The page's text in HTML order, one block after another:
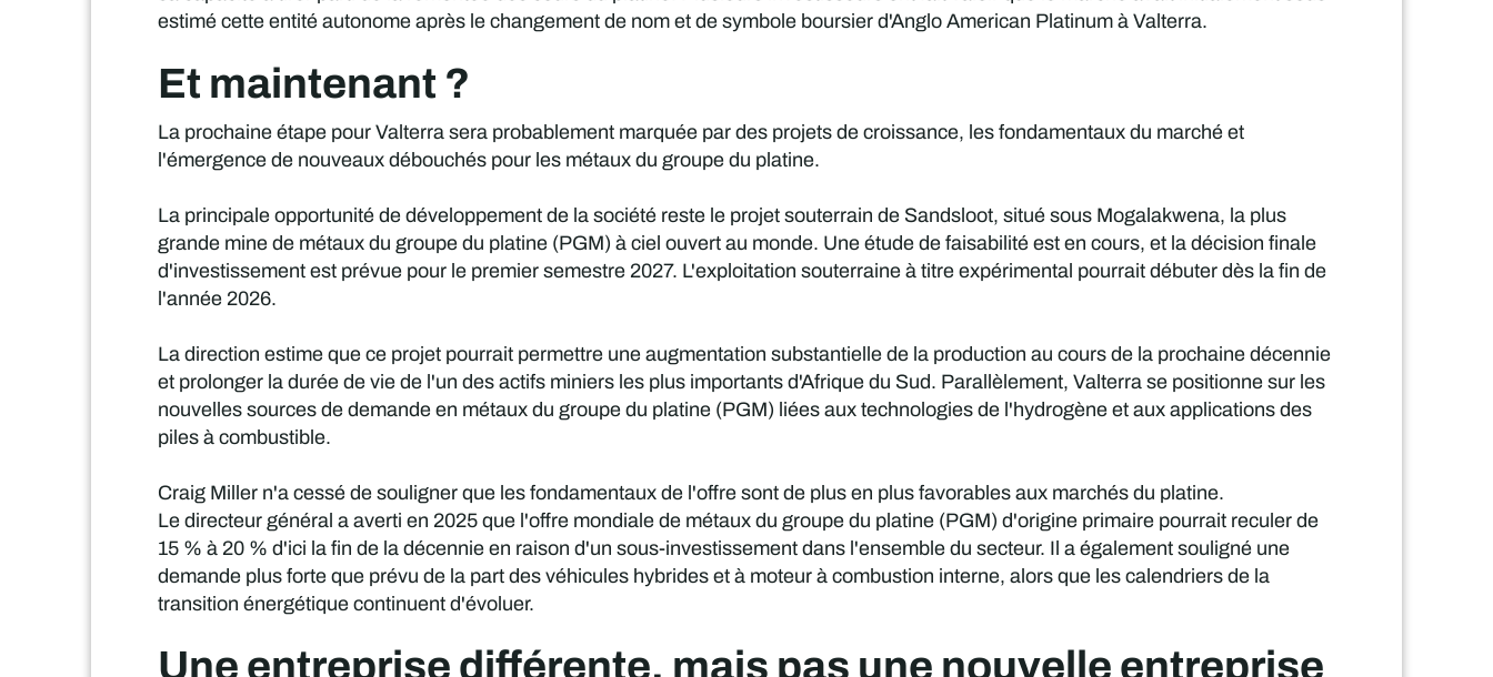
estimé cette entité autonome après le changement de nom et de symbole boursier d'Anglo American Platinum à Valterra.
Et maintenant ?
La prochaine étape pour Valterra sera probablement marquée par des projets de croissance, les fondamentaux du marché et
l'émergence de nouveaux débouchés pour les métaux du groupe du platine.
La principale opportunité de développement de la société reste le projet souterrain de Sandsloot, situé sous Mogalakwena, la plus
grande mine de métaux du groupe du platine (PGM) à ciel ouvert au monde. Une étude de faisabilité est en cours, et la décision finale
d'investissement est prévue pour le premier semestre 2027. L'exploitation souterraine à titre expérimental pourrait débuter dès la fin de
l'année 2026.
La direction estime que ce projet pourrait permettre une augmentation substantielle de la production au cours de la prochaine décennie
et prolonger la durée de vie de l'un des actifs miniers les plus importants d'Afrique du Sud. Parallèlement, Valterra se positionne sur les
nouvelles sources de demande en métaux du groupe du platine (PGM) liées aux technologies de l'hydrogène et aux applications des
piles à combustible.
Craig Miller n'a cessé de souligner que les fondamentaux de l'offre sont de plus en plus favorables aux marchés du platine.
Le directeur général a averti en 2025 que l'offre mondiale de métaux du groupe du platine (PGM) d'origine primaire pourrait reculer de
15 % à 20 % d'ici la fin de la décennie en raison d'un sous-investissement dans l'ensemble du secteur. Il a également souligné une
demande plus forte que prévu de la part des véhicules hybrides et à moteur à combustion interne, alors que les calendriers de la
transition énergétique continuent d'évoluer.